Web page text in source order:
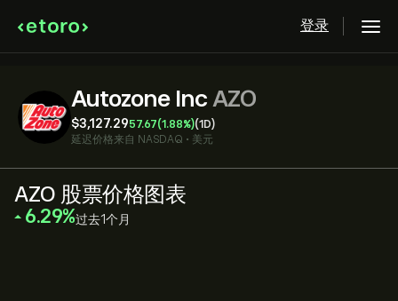
登录
Autozone Inc AZO
‎$‎3,127.2957.67(1.88%)(1D)
延迟价格来自 NASDAQ • 美元
AZO 股票价格图表
‎6.29‎ 过去1个月